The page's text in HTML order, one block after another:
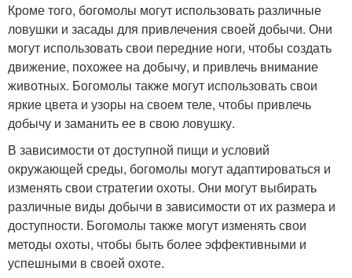
Кроме того, богомолы могут использовать различные
ловушки и засады для привлечения своей добычи. Они
могут использовать свои передние ноги, чтобы создать
движение, похожее на добычу, и привлечь внимание
животных. Богомолы также могут использовать свои
яркие цвета и узоры на своем теле, чтобы привлечь
добычу и заманить ее в свою ловушку.
В зависимости от доступной пищи и условий
окружающей среды, богомолы могут адаптироваться и
изменять свои стратегии охоты. Они могут выбирать
различные виды добычи в зависимости от их размера и
доступности. Богомолы также могут изменять свои
методы охоты, чтобы быть более эффективными и
успешными в своей охоте.